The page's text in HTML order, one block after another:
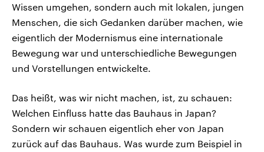
Wissen umgehen, sondern auch mit lokalen, jungen
Menschen, die sich Gedanken darüber machen, wie
eigentlich der Modernismus eine internationale
Bewegung war und unterschiedliche Bewegungen
und Vorstellungen entwickelte.
Das heißt, was wir nicht machen, ist, zu schauen:
Welchen Einfluss hatte das Bauhaus in Japan?
Sondern wir schauen eigentlich eher von Japan
zurück auf das Bauhaus. Was wurde zum Beispiel in